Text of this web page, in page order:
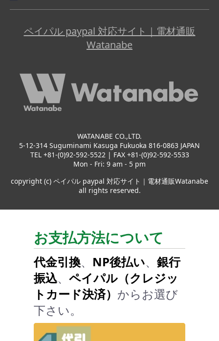
ペイパル paypal 対応サイト｜電材通販
Watanabe
WATANABE CO.,LTD.
5-12-314 Suguminami Kasuga Fukuoka 816-0863 JAPAN
TEL +81-(0)92-592-5522 | FAX +81-(0)92-592-5533
Mon - Fri: 9 am - 5 pm
copyright (c) ペイパル paypal 対応サイト｜電材通販Watanabe
all rights reserved.
お支払方法について
代金引換、 NP後払い、 銀行
振込、 ペイパル（クレジッ
トカード決済） からお選び
下さい。